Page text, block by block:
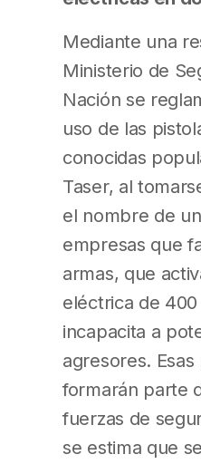
Mediante una
Ministerio de
Nación se
uso de las
conocidas
Taser, al
el nombre de
empresas que
armas, que
eléctrica de
incapacita a
agresores. Esas
formarán parte
fuerzas de
se estima que